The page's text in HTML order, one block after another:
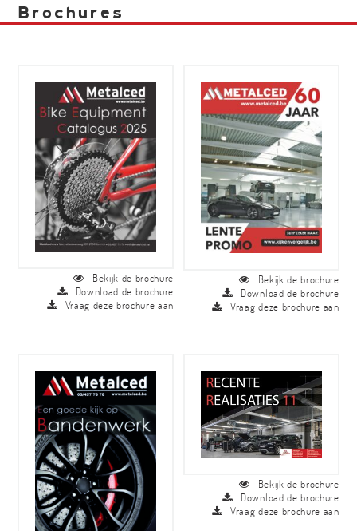
Brochures
Bekijk de brochure
Download de brochure
Vraag deze brochure aan
Bekijk de brochure
Download de brochure
Vraag deze brochure aan
Bekijk de brochure
Download de brochure
Vraag deze brochure aan